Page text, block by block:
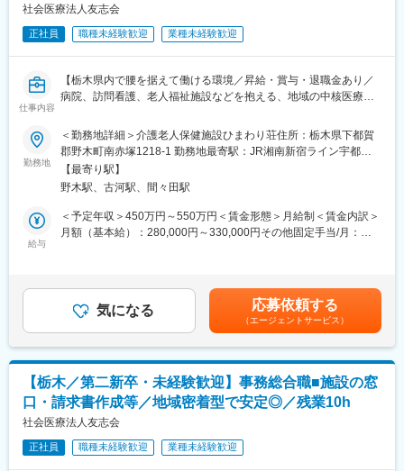
社会医療法人友志会
正社員 職種未経験歓迎 業種未経験歓迎
仕事内容
【栃木県内で腰を据えて働ける環境／昇給・賞与・退職金あり／
病院、訪問看護、老人福祉施設などを抱える、地域の中核医療セ
100％】
■業務内容：
介護老人保健施設における事務業務全般を担当いただきます。
介護保険の請求事務、利用者家族や業者等の窓口対応、電話応
対、 その他付随する業務全般をお任せします。
・その他、サポート業務
その他、関係機関との連携も発生する為、協調力を活かしてご活
・OJTを通じて少しずつ業務を習得していただき、全員で協力し
ながら仕事を進めていきます。
■組織構成：
事務長1名（40代男性）、メンバー6名（60代女性、50代女性、
30代男性1名女性2名、20代女性1名）
勤務地
＜勤務地詳細＞介護老人保健施設ひまわり荘住所：栃木県下都賀
郡野木町南赤塚1218-1 勤務地最寄駅：JR湘南新宿ライン宇都宮
横須賀線／野木駅受動喫煙対策：敷地内全面禁煙変更の範囲：会
社の定める事業所
【最寄り駅】
野木駅、古河駅、間々田駅
給与
＜予定年収＞450万円～550万円＜賃金形態＞月給制＜賃金内訳＞
月額（基本給）：280,000円～330,000円その他固定手当/月：
■昇給：年1回■賞与：年3回■モデル年収：3年目600万円、5年目
800万円、10年目1000万円賃金はあくまでも目安の金額であり、
選考を通じて上下する可能性があります。月給(月額)は固定手当を
含めた表記です。
気になる 応募依頼する
（エージェントサービス）
【栃木／第二新卒・未経験歓迎】事務総合職■施設の窓
口・請求書作成等／地域密着型で安定◎／残業10h
社会医療法人友志会
正社員 職種未経験歓迎 業種未経験歓迎